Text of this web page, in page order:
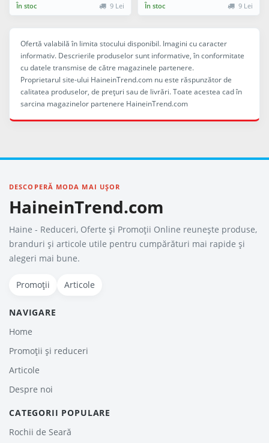
În stoc 9 Lei În stoc 9 Lei
Ofertă valabilă în limita stocului disponibil. Imagini cu caracter
informativ. Descrierile produselor sunt informative, în conformitate
cu datele transmise de către magazinele partenere.
Proprietarul site-ului HaineinTrend.com nu este răspunzător de
calitatea produselor, de preţuri sau de livrări. Toate acestea cad în
sarcina magazinelor partenere HaineinTrend.com
DESCOPERĂ MODA MAI UȘOR
HaineinTrend.com
Haine - Reduceri, Oferte şi Promoţii Online reunește produse,
branduri și articole utile pentru cumpărături mai rapide și
alegeri mai bune.
Promoții Articole
NAVIGARE
Home
Promoții și reduceri
Articole
Despre noi
CATEGORII POPULARE
Rochii de Seară